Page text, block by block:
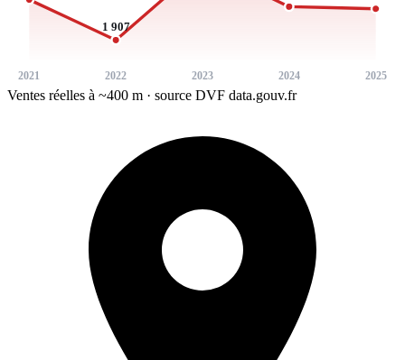
2021
1 907
2022 2023 2024 2025
Ventes réelles à ~400 m · source DVF data.gouv.fr